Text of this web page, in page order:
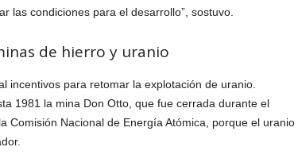
las condiciones para el desarrollo”, sostuvo.
de hierro y uranio
incentivos para retomar la explotación de uranio.
1981 la mina Don Otto, que fue cerrada durante el
Comisión Nacional de Energía Atómica, porque el uranio